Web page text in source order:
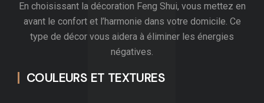
En choisissant la décoration Feng Shui, vous mettez en
avant le confort et l’harmonie dans votre domicile. Ce
type de décor vous aidera à éliminer les énergies
négatives.
COULEURS ET TEXTURES